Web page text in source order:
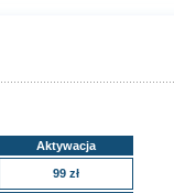
Aktywacja
99 zł